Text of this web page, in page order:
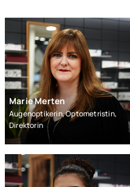
Marie Merten
Augenoptikerin, Optometristin,
Direktorin